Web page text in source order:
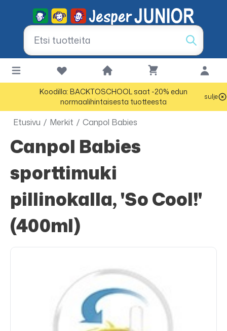
Koodilla: BACKTOSCHOOL saat -20% edun
normaalihintaisesta tuotteesta
sulje
Etusivu / Merkit / Canpol Babies
Canpol Babies
sporttimuki
pillinokalla, 'So Cool!'
(400ml)